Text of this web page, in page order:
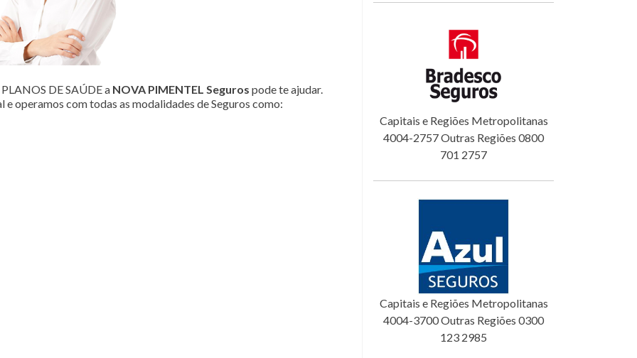
DE SAÚDE a NOVA PIMENTEL Seguros pode te ajudar.
operamos com todas as modalidades de Seguros como:
Capitais e Regiões Metropolitanas
4004-2757 Outras Regiões 0800
701 2757
Capitais e Regiões Metropolitanas
4004-3700 Outras Regiões 0300
123 2985